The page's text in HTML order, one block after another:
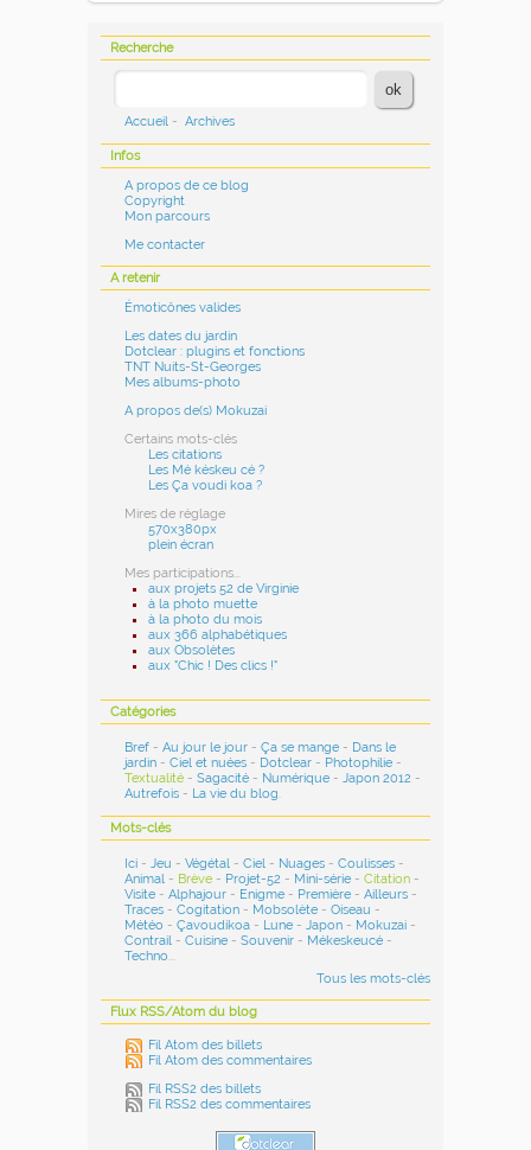
Recherche
Accueil - Archives
Infos
A propos de ce blog
Copyright
Mon parcours
Me contacter
A retenir
Émoticônes valides
Les dates du jardin
Dotclear : plugins et fonctions
TNT Nuits-St-Georges
Mes albums-photo
A propos de(s) Mokuzai
Certains mots-clés
Les citations
Les Mé késkeu cé ?
Les Ça voudi koa ?
Mires de réglage
570x380px
plein écran
Mes participations...
aux projets 52 de Virginie
à la photo muette
à la photo du mois
aux 366 alphabétiques
aux Obsolètes
aux "Chic ! Des clics !"
Catégories
Bref -Au jour le jour -Ça se mange - Dans le
jardin -Ciel et nuées - Dotclear - Photophilie -
Textualité -Sagacité - Numérique -Japon 2012 -
Autrefois - La vie du blog.
Mots-clés
Ici -Jeu -Végétal -Ciel - Nuages -Coulisses -
Animal - Brève - Projet-52 - Mini-série -Citation -
Visite -Alphajour - Enigme - Première -Ailleurs -
Traces -Cogitation - Mobsolète -Oiseau -
Météo -Çavoudikoa - Lune -Japon - Mokuzai -
Contrail -Cuisine -Souvenir - Mékeskeucé -
Techno...
Tous les mots-clés
Flux RSS/Atom du blog
Fil Atom des billets
Fil Atom des commentaires
Fil RSS2 des billets
Fil RSS2 des commentaires